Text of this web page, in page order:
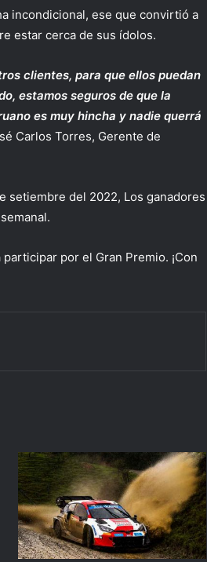
incondicional, ese que convirtió a
estar cerca de sus ídolos.
clientes, para que ellos puedan
estamos seguros de que la
es muy hincha y nadie querrá
Carlos Torres, Gerente de
setiembre del 2022, Los ganadores
por el Gran Premio. ¡Con